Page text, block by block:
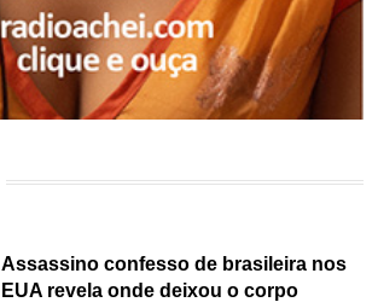
Assassino confesso de brasileira nos
EUA revela onde deixou o corpo